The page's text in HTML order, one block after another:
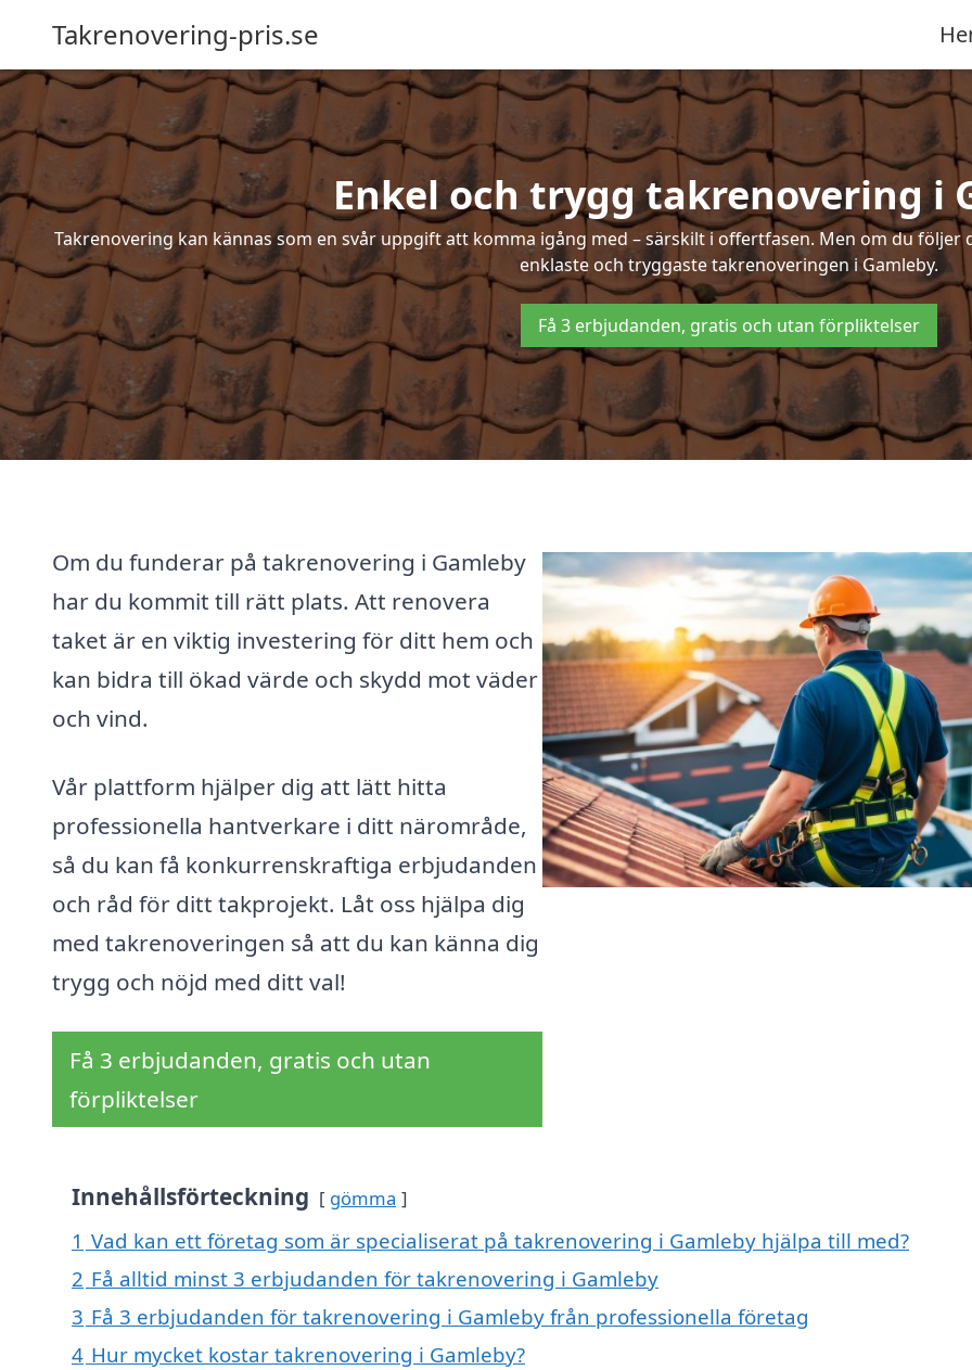
Takrenovering-pris.se
Enkel och trygg takrenovering i
Takrenovering kan kännas som en svår uppgift att komma igång med – särskilt i offertfasen. Men om du
enklaste och tryggaste takrenoveringen i Gamleby.
Få 3 erbjudanden, gratis och utan förpliktelser
Om du funderar på takrenovering i Gamleby
har du kommit till rätt plats. Att renovera
taket är en viktig investering för ditt hem och
kan bidra till ökad värde och skydd mot väder
och vind.
Vår plattform hjälper dig att lätt hitta
professionella hantverkare i ditt närområde,
så du kan få konkurrenskraftiga erbjudanden
och råd för ditt takprojekt. Låt oss hjälpa dig
med takrenoveringen så att du kan känna dig
trygg och nöjd med ditt val!
Få 3 erbjudanden, gratis och utan
förpliktelser
Innehållsförteckning gömma
1 Vad kan ett företag som är specialiserat på takrenovering i Gamleby hjälpa till med?
2 Få alltid minst 3 erbjudanden för takrenovering i Gamleby
3 Få 3 erbjudanden för takrenovering i Gamleby från professionella företag
4 Hur mycket kostar takrenovering i Gamleby?